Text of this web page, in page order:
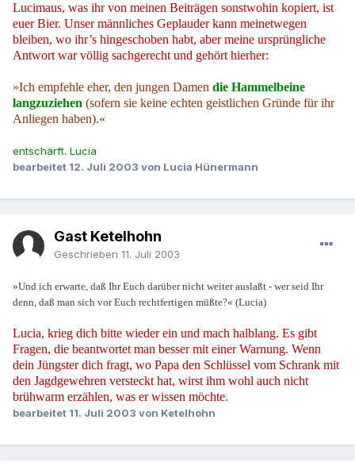
Lucimaus, was ihr von meinen Beiträgen sonstwohin kopiert, ist
euer Bier. Unser männliches Geplauder kann meinetwegen
bleiben, wo ihr’s hingeschoben habt, aber meine ursprüngliche
Antwort war völlig sachgerecht und gehört hierher:
»Ich empfehle eher, den jungen Damen die Hammelbeine
langzuziehen (sofern sie keine echten geistlichen Gründe für ihr
Anliegen haben).«
entschärft. Lucia
bearbeitet 12. Juli 2003 von Lucia Hünermann
Gast Ketelhohn
Geschrieben 11. Juli 2003
»Und ich erwarte, daß Ihr Euch darüber nicht weiter auslaßt - wer seid Ihr
denn, daß man sich vor Euch rechtfertigen müßte?« (Lucia)
Lucia, krieg dich bitte wieder ein und mach halblang. Es gibt
Fragen, die beantwortet man besser mit einer Warnung. Wenn
dein Jüngster dich fragt, wo Papa den Schlüssel vom Schrank mit
den Jagdgewehren versteckt hat, wirst ihm wohl auch nicht
brühwarm erzählen, was er wissen möchte.
bearbeitet 11. Juli 2003 von Ketelhohn